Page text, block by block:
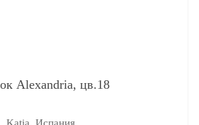
Alexandria, цв.18